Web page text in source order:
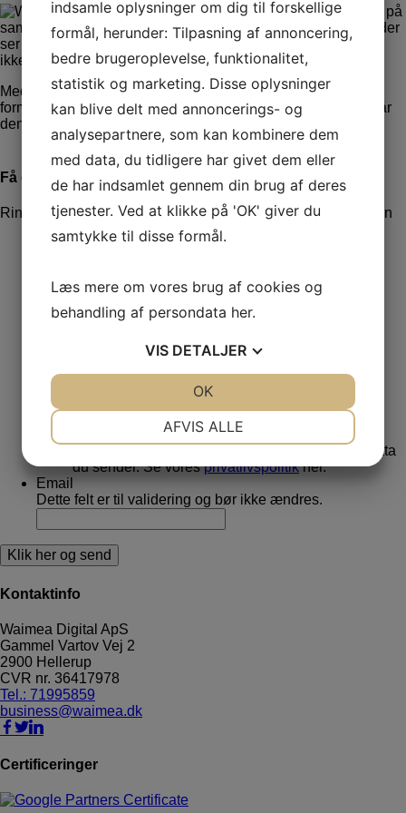
Social META-tagging sikrer på
samme måde som Schema.org i Google+, at links til dine sider
ser godt ud i også Facebook og Twitter. De bruger desværre
ikke Schema.org formatet. De har hver deres unikke format.
Med Waimea Business er alle dine sider naturligvis korrekt
formateret med et fuldt sæt af Social META-tag data, så du får
den bedst mulige visning i alle sociale medier.
Få et godt tilbud
Ring og få en snak på 71995859 eller brug kontaktformularen
Afkryds for samtykke til, at vi behandler den data
du sender. Se voresprivatlivspolitikher.
Email
Dette felt er til validering og bør ikke ændres.
Kontaktinfo
Waimea Digital ApS
Gammel Vartov Vej 2
2900 Hellerup
CVR nr. 36417978
Tel.: 71995859
business@waimea.dk
Certificeringer
indsamle oplysninger om dig til forskellige
formål, herunder: Tilpasning af annoncering,
bedre brugeroplevelse, funktionalitet,
statistik og marketing. Disse oplysninger
kan blive delt med annoncerings- og
analysepartnere, som kan kombinere dem
med data, du tidligere har givet dem eller
de har indsamlet gennem din brug af deres
tjenester. Ved at klikke på 'OK' giver du
samtykke til disse formål.
Læs mere om vores brug af cookies og
behandling af persondata her.
VIS DETALJER
AFVIS ALLE
OK